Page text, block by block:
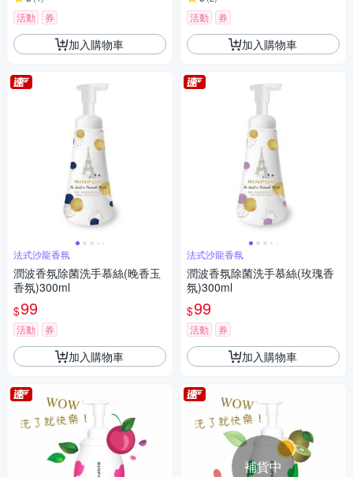
活動 券
加入購物車
法式沙龍香氛
潤波香氛除菌洗手慕絲(晚香玉
香氛)300ml
$99
活動 券
加入購物車
活動 券
加入購物車
法式沙龍香氛
潤波香氛除菌洗手慕絲(玫瑰香
氛)300ml
$99
活動 券
加入購物車
補貨中